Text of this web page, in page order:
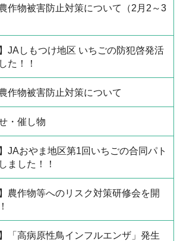
作物被害防止対策について（2月2～3
JAしもつけ地区 いちごの防犯啓発活
た！！
作物被害防止対策について
・催し物
JAおやま地区第1回いちごの合同パト
ました！！
農作物等へのリスク対策研修会を開
「高病原性鳥インフルエンザ」発生